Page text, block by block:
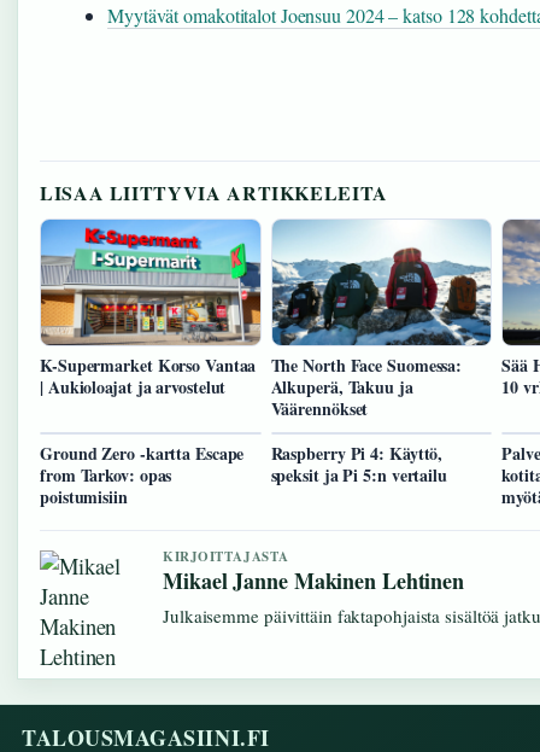
Myytävät omakotitalot Joensuu 2024 – katso 128
LISAA LIITTYVIA ARTIKKELEITA
K-Supermarket Korso Vantaa
| Aukioloajat ja arvostelut
The North Face Suomessa:
Alkuperä, Takuu ja
Väärennökset
Sää
10
Ground Zero -kartta Escape
from Tarkov: opas
poistumisiin
Raspberry Pi 4: Käyttö,
speksit ja Pi 5:n vertailu
KIRJOITTAJASTA
Mikael Janne Makinen Lehtinen
Julkaisemme päivittäin faktapohjaista sisältöä
TALOUSMAGASIINI.FI